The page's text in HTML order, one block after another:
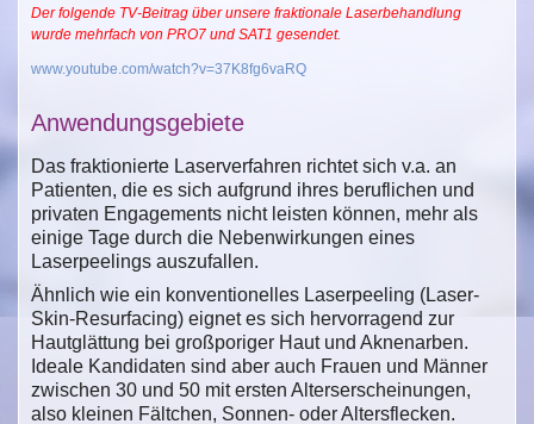
Der folgende TV-Beitrag über unsere fraktionale Laserbehandlung
wurde mehrfach von PRO7 und SAT1 gesendet.
www.youtube.com/watch?v=37K8fg6vaRQ
Anwendungsgebiete
Das fraktionierte Laserverfahren richtet sich v.a. an
Patienten, die es sich aufgrund ihres beruflichen und
privaten Engagements nicht leisten können, mehr als
einige Tage durch die Nebenwirkungen eines
Laserpeelings auszufallen.
Ähnlich wie ein konventionelles Laserpeeling (Laser-
Skin-Resurfacing) eignet es sich hervorragend zur
Hautglättung bei großporiger Haut und Aknenarben.
Ideale Kandidaten sind aber auch Frauen und Männer
zwischen 30 und 50 mit ersten Alterserscheinungen,
also kleinen Fältchen, Sonnen- oder Altersflecken.